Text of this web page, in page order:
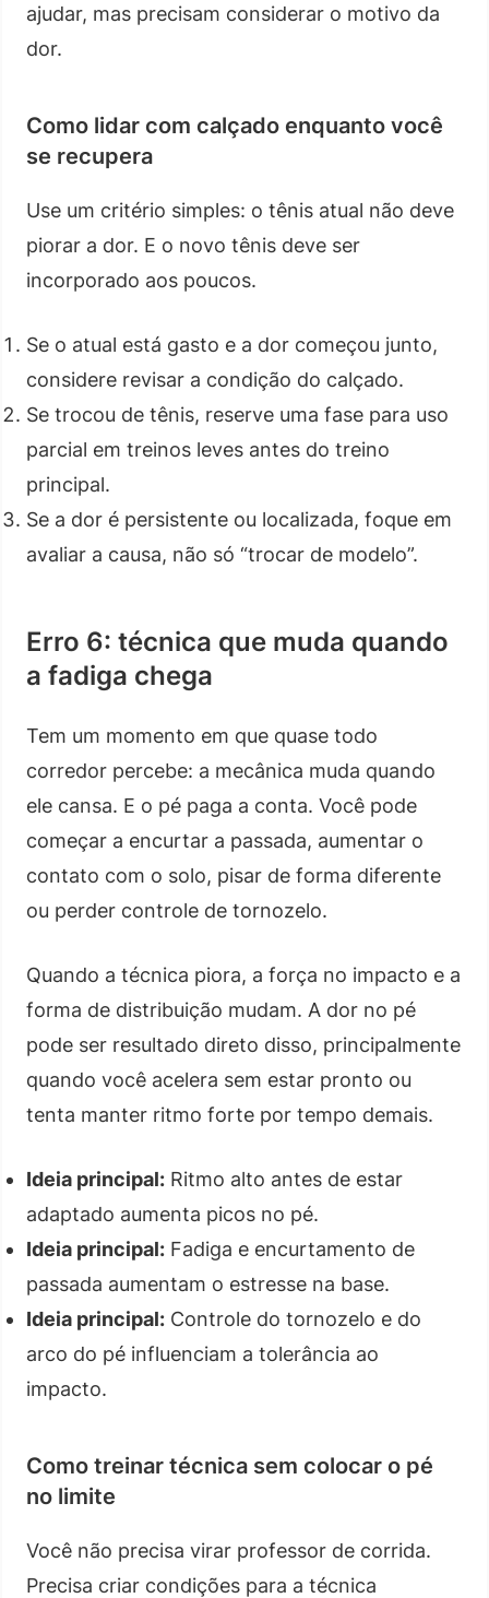
ajudar, mas precisam considerar o motivo da
dor.
Como lidar com calçado enquanto você
se recupera
Use um critério simples: o tênis atual não deve
piorar a dor. E o novo tênis deve ser
incorporado aos poucos.
Se o atual está gasto e a dor começou junto,
considere revisar a condição do calçado.
Se trocou de tênis, reserve uma fase para uso
parcial em treinos leves antes do treino
principal.
Se a dor é persistente ou localizada, foque em
avaliar a causa, não só “trocar de modelo”.
Erro 6: técnica que muda quando
a fadiga chega
Tem um momento em que quase todo
corredor percebe: a mecânica muda quando
ele cansa. E o pé paga a conta. Você pode
começar a encurtar a passada, aumentar o
contato com o solo, pisar de forma diferente
ou perder controle de tornozelo.
Quando a técnica piora, a força no impacto e a
forma de distribuição mudam. A dor no pé
pode ser resultado direto disso, principalmente
quando você acelera sem estar pronto ou
tenta manter ritmo forte por tempo demais.
Ideia principal: Ritmo alto antes de estar
adaptado aumenta picos no pé.
Ideia principal: Fadiga e encurtamento de
passada aumentam o estresse na base.
Ideia principal: Controle do tornozelo e do
arco do pé influenciam a tolerância ao
impacto.
Como treinar técnica sem colocar o pé
no limite
Você não precisa virar professor de corrida.
Precisa criar condições para a técnica